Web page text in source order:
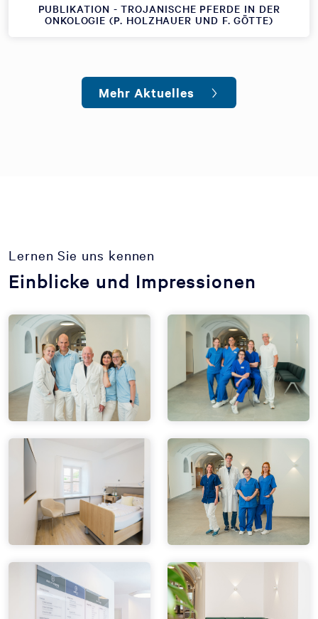
PUBLIKATION - TROJANISCHE PFERDE IN DER
ONKOLOGIE (P. HOLZHAUER UND F. GÖTTE)
Mehr Aktuelles
Lernen Sie uns kennen
Einblicke und Impressionen